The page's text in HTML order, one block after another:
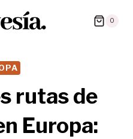
0
rutas de
Europa: